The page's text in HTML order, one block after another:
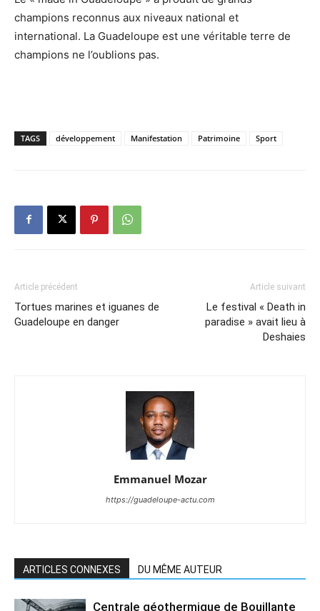
champions reconnus aux niveaux national et
international. La Guadeloupe est une véritable terre de
champions ne l’oublions pas.
TAGS développement Manifestation Patrimoine Sport
Article précédent
Tortues marines et iguanes de
Guadeloupe en danger
Article suivant
Le festival « Death in
paradise » avait lieu à
Deshaies
Emmanuel Mozar
https://guadeloupe-actu.com
ARTICLES CONNEXES DU MÊME AUTEUR
Centrale géothermique de Bouillante